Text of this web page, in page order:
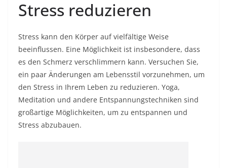
Stress reduzieren
Stress kann den Körper auf vielfältige Weise
beeinflussen. Eine Möglichkeit ist insbesondere, dass
es den Schmerz verschlimmern kann. Versuchen Sie,
ein paar Änderungen am Lebensstil vorzunehmen, um
den Stress in Ihrem Leben zu reduzieren. Yoga,
Meditation und andere Entspannungstechniken sind
großartige Möglichkeiten, um zu entspannen und
Stress abzubauen.